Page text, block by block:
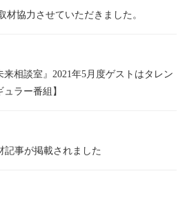
材協力させていただきました。
相談室』2021年5月度ゲストはタレン
ラー番組】
記事が掲載されました